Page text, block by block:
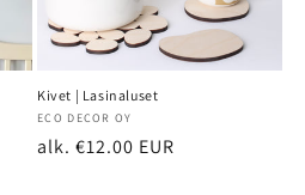
Kivet | Lasinaluset
Myyjä:
ECO DECOR OY
Normaalihinta
alk. €12.00 EUR